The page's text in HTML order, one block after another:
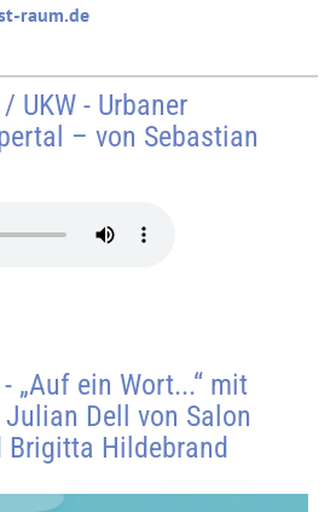
raum.de
UKW - Urbaner
– von Sebastian
„Auf ein Wort...“ mit
Dell von Salon
Hildebrand